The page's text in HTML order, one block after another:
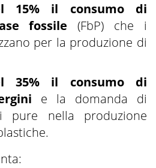
15% il consumo di
fossile (FbP) che i
per la produzione di
35% il consumo di
e la domanda di
pure nella produzione